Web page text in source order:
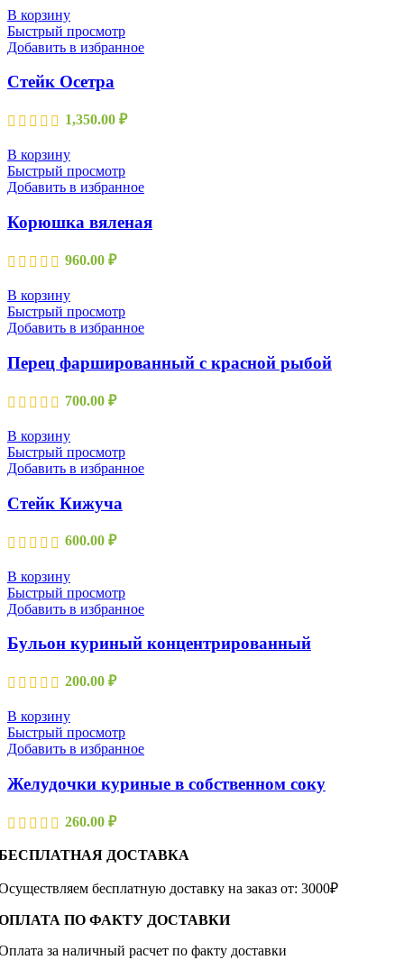
В корзину
Быстрый просмотр
Добавить в избранное
Стейк Осетра
1,350.00 ₽
В корзину
Быстрый просмотр
Добавить в избранное
Корюшка вяленая
960.00 ₽
В корзину
Быстрый просмотр
Добавить в избранное
Перец фаршированный с красной рыбой
700.00 ₽
В корзину
Быстрый просмотр
Добавить в избранное
Стейк Кижуча
600.00 ₽
В корзину
Быстрый просмотр
Добавить в избранное
Бульон куриный концентрированный
200.00 ₽
В корзину
Быстрый просмотр
Добавить в избранное
Желудочки куриные в собственном соку
260.00 ₽
ДОСТАВКА
бесплатную доставку на заказ от: 3000₽
ПО ФАКТУ ДОСТАВКИ
за наличный расчет по факту доставки